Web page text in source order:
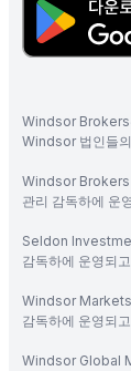
Windsor Brokers
Windsor 법인들
Windsor Brokers
관리 감독하에 운
Seldon
감독하에 운영되
Windsor Markets
감독하에 운영되
Windsor Global